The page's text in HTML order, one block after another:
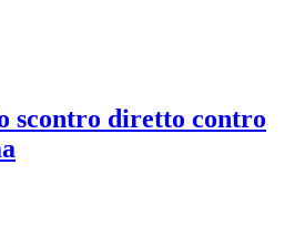
scontro diretto contro